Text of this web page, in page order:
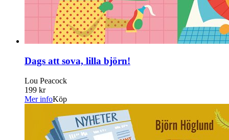
Dags att sova, lilla björn!
Lou Peacock
199 kr
Mer infoKöp